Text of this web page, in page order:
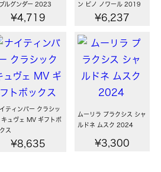
ブルグンダー 2023
¥4,719
ン ピノ ノワール 2019
¥6,237
ティンバー クラシッ
キュヴェ MV ギフトボ
ス
¥8,635
ムーリラ プラクシス シャ
ルドネ ムスク 2024
¥3,300